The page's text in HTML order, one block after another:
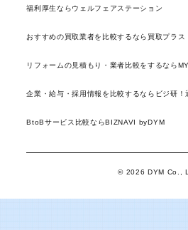
福利厚生ならウェルフェアステーション
おすすめの買取業者を比較するなら買取プラス
リフォームの見積もり・業者比較をするなら
企業・給与・採用情報を比較するならビジ研！
BtoBサービス比較ならBIZNAVI byDYM
© 2026 DYM Co.,